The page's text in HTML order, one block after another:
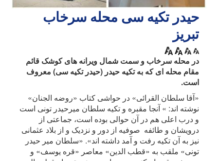
حیدر تکیه سی محله سرخاب
تبریز
در محله سرخاب و سمت شمال ویرانه های کوشک قائم
مقام محله ای که به تکیه حیدر (حیدر تکیه‏ سی) معروف
است.
«آقا سلطان القرائی» در حواشی کتاب «روضه ‏الجنان»
نوشته‏ اند: » آنجا مقبره‌‏ و تکیه‏ سلطان میرحیدر تونی است
و درب اعلی هم در آن حوالی بوده است، جماعتی از
درویشان و طائفه ‏ صوفیه از دور و نزدیک و از بلاد عثمانی
نیز به آن تکیه رفت و آمد داشته ‏اند». «سلطان میر حیدر
تونی» ملقب به «قطب ‏الدین» معاصر «قره یوسف» و